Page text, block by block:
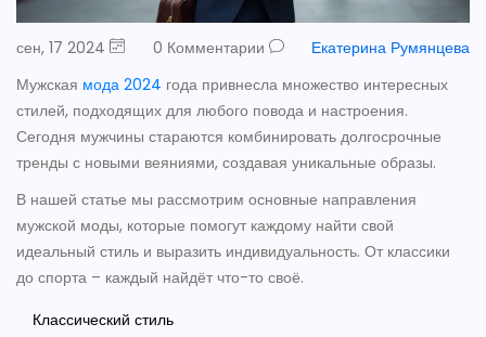
сен, 17 2024 0 Комментарии
Екатерина Румянцева
Мужская мода 2024 года привнесла множество интересных
стилей, подходящих для любого повода и настроения.
Сегодня мужчины стараются комбинировать долгосрочные
тренды с новыми веяниями, создавая уникальные образы.
В нашей статье мы рассмотрим основные направления
мужской моды, которые помогут каждому найти свой
идеальный стиль и выразить индивидуальность. От классики
до спорта – каждый найдёт что-то своё.
Классический стиль